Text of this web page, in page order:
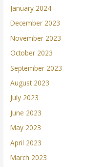
January 2024
December 2023
November 2023
October 2023
September 2023
August 2023
July 2023
June 2023
May 2023
April 2023
March 2023